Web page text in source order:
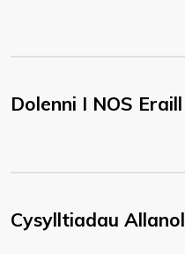
Dolenni I NOS Eraill
Cysylltiadau Allanol